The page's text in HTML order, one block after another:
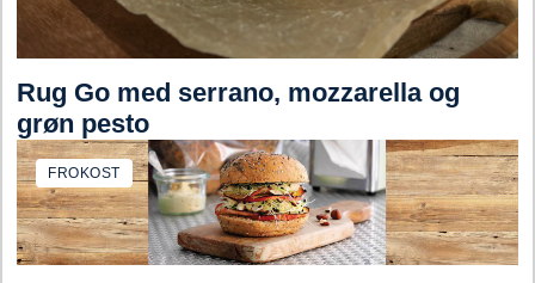
Rug Go med serrano, mozzarella og
grøn pesto
FROKOST